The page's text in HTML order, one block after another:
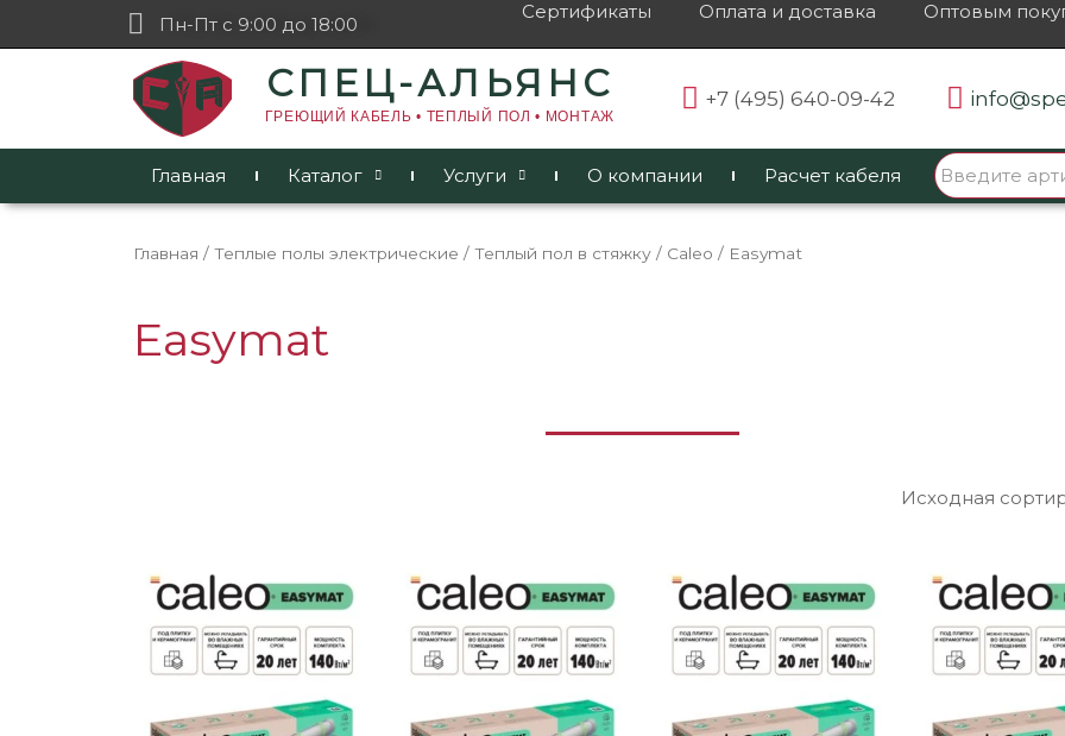
Пн-Пт с 9:00 до 18:00
Сертификаты Оплата и доставка Оптовым
СПЕЦ-АЛЬЯНС
ГРЕЮЩИЙ КАБЕЛЬ • ТЕПЛЫЙ ПОЛ • МОНТАЖ
+7 (495) 640-09-42
Главная Каталог Услуги О компании Расчет кабеля
Главная / Теплые полы электрические / Теплый пол в стяжку / Caleo / Easymat
Easymat